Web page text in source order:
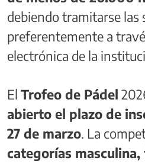
debiendo tramitarse las
preferentemente a
electrónica de la
El Trofeo de Pádel
abierto el plazo de
27 de marzo. La
categorías